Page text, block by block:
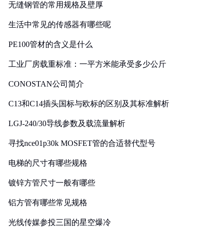
无缝钢管的常用规格及壁厚
生活中常见的传感器有哪些呢
PE100管材的含义是什么
工业厂房载重标准：一平方米能承受多少公斤
CONOSTAN公司简介
C13和C14插头国标与欧标的区别及其标准解析
LGJ-240/30导线参数及载流量解析
寻找nce01p30k MOSFET管的合适替代型号
电梯的尺寸有哪些规格
镀锌方管尺寸一般有哪些
铝方管有哪些常见规格
光线传媒参投三国的星空爆冷